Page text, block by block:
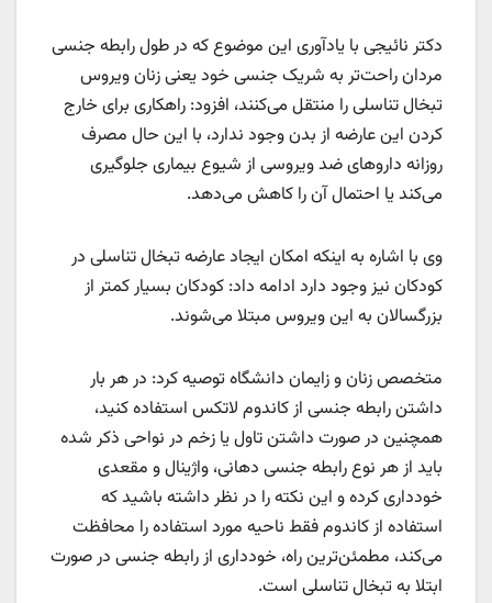
دکتر نائیجی با یادآوری این موضوع که در طول رابطه جنسی
مردان راحت‌تر به شریک جنسی خود یعنی زنان ویروس
تبخال تناسلی را منتقل می‌کنند، افزود: راهکاری برای خارج
کردن این عارضه از بدن وجود ندارد، با این حال مصرف
روزانه داروهای ضد ویروسی از شیوع بیماری جلوگیری
می‌کند یا احتمال آن را کاهش می‌دهد.
وی با اشاره به اینکه امکان ایجاد عارضه تبخال تناسلی در
کودکان نیز وجود دارد ادامه داد: کودکان بسیار کمتر از
بزرگسالان به این ویروس مبتلا می‌شوند.
متخصص زنان و زایمان دانشگاه توصیه کرد: در هر بار
داشتن رابطه جنسی از کاندوم لاتکس استفاده کنید،
همچنین در صورت داشتن تاول یا زخم در نواحی ذکر شده
باید از هر نوع رابطه جنسی دهانی، واژینال و مقعدی
خودداری کرده و این نکته را در نظر داشته باشید که
استفاده از کاندوم فقط ناحیه مورد استفاده را محافظت
می‌کند، مطمئن‌ترین راه، خودداری از رابطه جنسی در صورت
ابتلا به تبخال تناسلی است.